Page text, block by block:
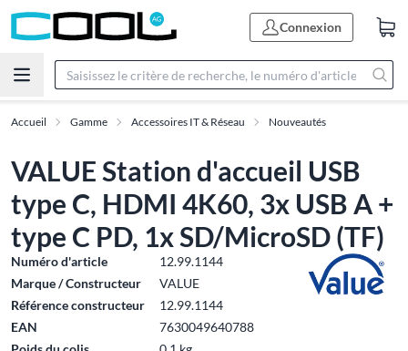
Connexion
Accueil Gamme Accessoires IT & Réseau Nouveautés
VALUE Station d'accueil USB
type C, HDMI 4K60, 3x USB A +
type C PD, 1x SD/MicroSD (TF)
Numéro d'article
12.99.1144
Marque / Constructeur
VALUE
Référence constructeur
12.99.1144
EAN
7630049640788